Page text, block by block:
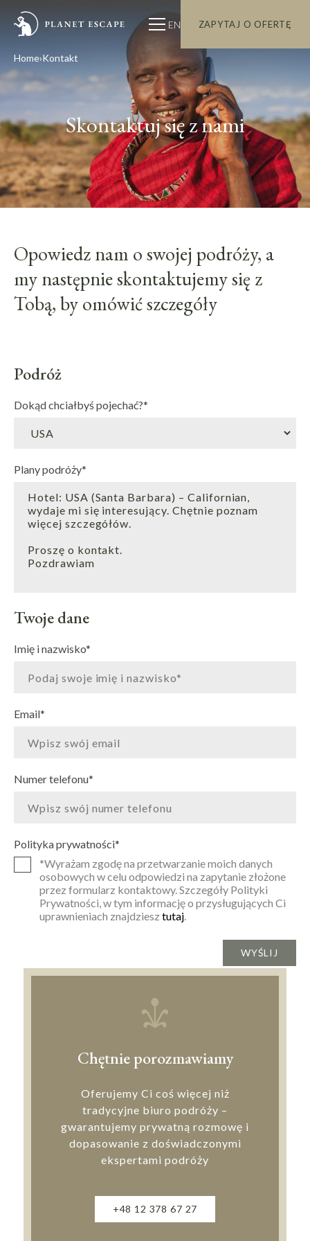
EN ZAPYTAJ O OFERTĘ
Home Kontakt
Skontaktuj się z nami
Opowiedz nam o swojej podróży, a
my następnie skontaktujemy się z
Tobą, by omówić szczegóły
Podróż
Dokąd chciałbyś pojechać?*
Plany podróży*
Twoje dane
Imię i nazwisko*
Email*
Numer telefonu*
Polityka prywatności*
*Wyrażam zgodę na przetwarzanie moich danych
osobowych w celu odpowiedzi na zapytanie złożone
przez formularz kontaktowy. Szczegóły Polityki
Prywatności, w tym informację o przysługujących Ci
uprawnieniach znajdziesz tutaj.
Chętnie porozmawiamy
Oferujemy Ci coś więcej niż
tradycyjne biuro podróży –
gwarantujemy prywatną rozmowę i
dopasowanie z doświadczonymi
ekspertami podróży
+48 12 378 67 27